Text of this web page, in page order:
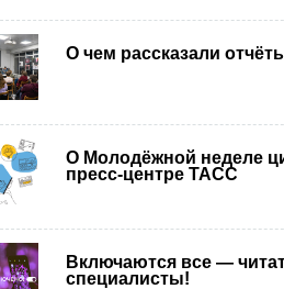
О чем рассказали
О Молодёжной неделе
пресс-центре ТАСС
Включаются все —
специалисты!